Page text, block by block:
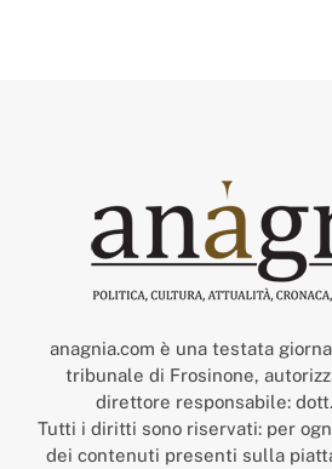
anagnia.com è una testata
tribunale di Frosinone,
direttore responsabile:
Tutti i diritti sono riservati: per
dei contenuti presenti sulla